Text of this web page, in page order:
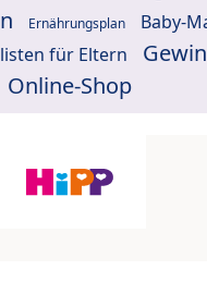
Ernährungsplan Baby-
für Eltern
Online-Shop